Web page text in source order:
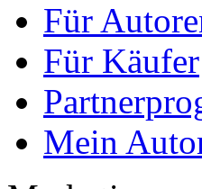
Für
Für Käufer
Mein